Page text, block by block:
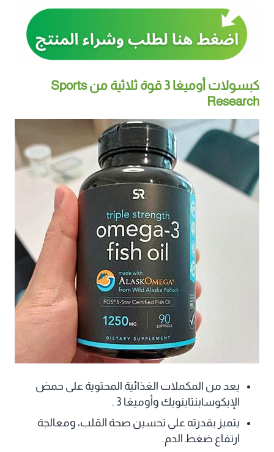
كبسولات أوميغا 3 قوة ثلاثية من Sports
Research‏
يعد من المكملات الغذائية المحتوية على حمض
الإيكوسابنتاينويك وأوميغا 3 .
يتميز بقدرته على تحسين صحة القلب، ومعالجة
ارتفاع ضغط الدم.